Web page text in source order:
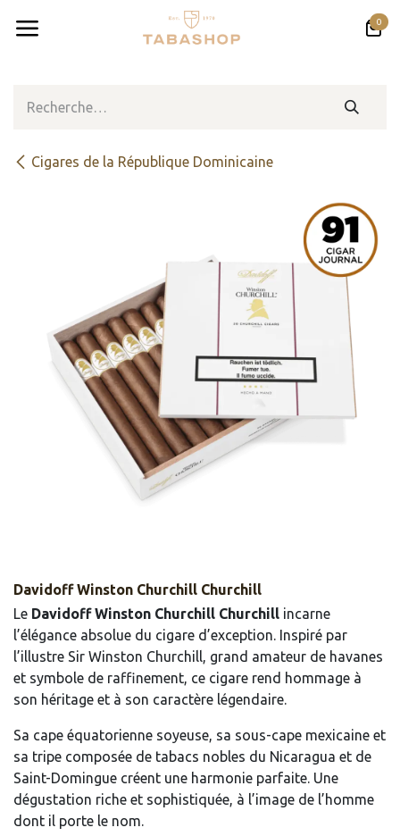
0
Cigares de la République Dominicaine
Davidoff Winston Churchill Churchill
Le Davidoff Winston Churchill Churchill incarne
l’élégance absolue du cigare d’exception. Inspiré par
l’illustre Sir Winston Churchill, grand amateur de havanes
et symbole de raffinement, ce cigare rend hommage à
son héritage et à son caractère légendaire.
Sa cape équatorienne soyeuse, sa sous-cape mexicaine et
sa tripe composée de tabacs nobles du Nicaragua et de
Saint-Domingue créent une harmonie parfaite. Une
dégustation riche et sophistiquée, à l’image de l’homme
dont il porte le nom.